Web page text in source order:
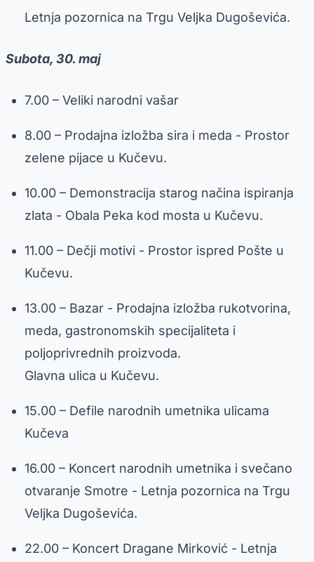
Letnja pozornica na Trgu Veljka Dugoševića.
Subota, 30. maj
7.00 – Veliki narodni vašar
8.00 – Prodajna izložba sira i meda - Prostor
zelene pijace u Kučevu.
10.00 – Demonstracija starog načina ispiranja
zlata - Obala Peka kod mosta u Kučevu.
11.00 – Dečji motivi - Prostor ispred Pošte u
Kučevu.
13.00 – Bazar - Prodajna izložba rukotvorina,
meda, gastronomskih specijaliteta i
poljoprivrednih proizvoda.
Glavna ulica u Kučevu.
15.00 – Defile narodnih umetnika ulicama
Kučeva
16.00 – Koncert narodnih umetnika i svečano
otvaranje Smotre - Letnja pozornica na Trgu
Veljka Dugoševića.
22.00 – Koncert Dragane Mirković - Letnja